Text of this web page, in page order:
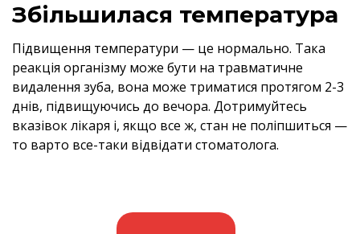
Збільшилася температура
Підвищення температури — це нормально. Така
реакція організму може бути на травматичне
видалення зуба, вона може триматися протягом 2-3
днів, підвищуючись до вечора. Дотримуйтесь
вказівок лікаря і, якщо все ж, стан не поліпшиться —
то варто все-таки відвідати стоматолога.